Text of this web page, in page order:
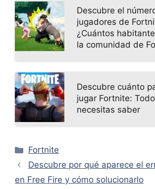
Descubre el
jugadores de
¿Cuántos
la comunidad de
Descubre cuánto
jugar Fortnite:
necesitas saber
Categorías
Fortnite
Descubre por qué aparece el
en Free Fire y cómo solucionarlo